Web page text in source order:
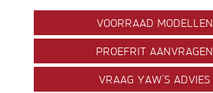
VOORRAAD MODELLEN
PROEFRIT AANVRAGEN
VRAAG YAW’S ADVIES